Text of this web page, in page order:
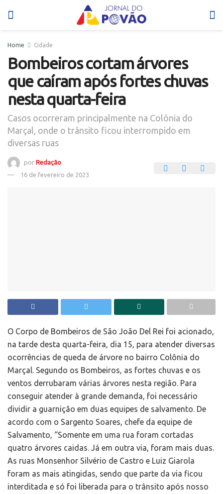
Home Cidade
Bombeiros cortam árvores
que caíram após fortes chuvas
nesta quarta-feira
Casos ocorreram principalmente na Colônia do
Marçal, onde o trânsito ficou interrompido em
diversas ruas
por Redação
16 de fevereiro de 2023
O Corpo de Bombeiros de São João Del Rei foi acionado,
na tarde desta quarta-feira, dia 15, para atender diversas
ocorrências de queda de árvore no bairro Colônia do
Marçal. Segundo os Bombeiros, as fortes chuvas e os
ventos derrubaram várias árvores nesta região. Para
conseguir atender à grande demanda, foi necessário
dividir a guarnição em duas equipes de salvamento. De
acordo com o Sargento Soares, chefe da equipe de
Salvamento, “Somente em uma rua foram cortadas
quatro árvores caidas. Já em outra via, foram mais duas.
As ruas Monsenhor Silvério de Castro e Luiz Giarola
foram as mais atingidas, sendo que parte da via ficou
interditada e só foi liberada para o trânsito após nosso